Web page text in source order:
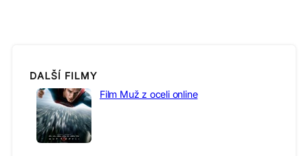
DALŠÍ FILMY
Film Muž z oceli online